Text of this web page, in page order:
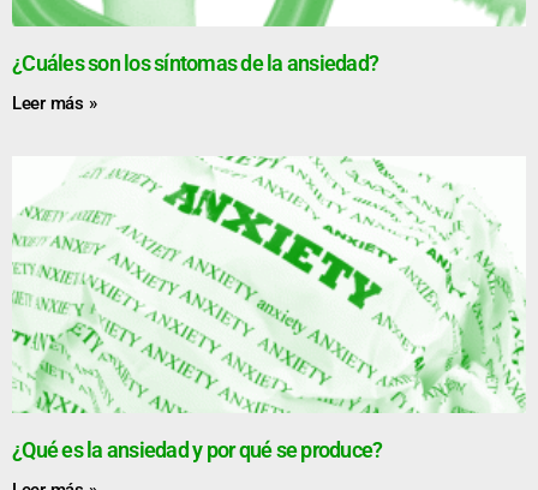
¿Cuáles son los síntomas de la ansiedad?
Leer más »
¿Qué es la ansiedad y por qué se produce?